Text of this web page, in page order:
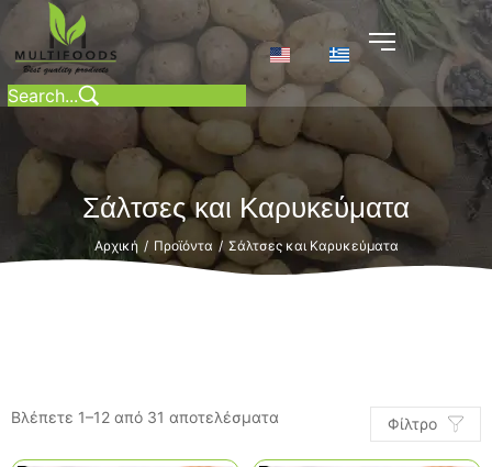
Σάλτσες και Καρυκεύματα
Αρχική / Προϊόντα / Σάλτσες και Καρυκεύματα
Βλέπετε 1–12 από 31 αποτελέσματα Φίλτρο